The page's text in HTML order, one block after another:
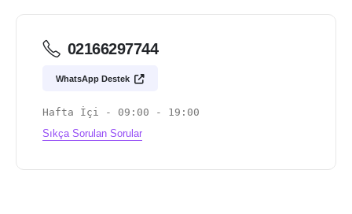
02166297744
WhatsApp Destek
Hafta İçi - 09:00 - 19:00
Sıkça Sorulan Sorular